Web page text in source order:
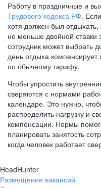
Работу в праздничные и
Трудового кодекса РФ.
хотя должен был отдыхать,
не меньше двойной ставки
сотрудник может выбрать
день отдыха компенсирует
по обычному тарифу.
Чтобы упростить
сверяются с нормами
календаре. Это нужно,
распределить нагрузку и
компенсации. Нормы
планировать занятость
когда человек работает
HeadHunter
Размещение вакансий